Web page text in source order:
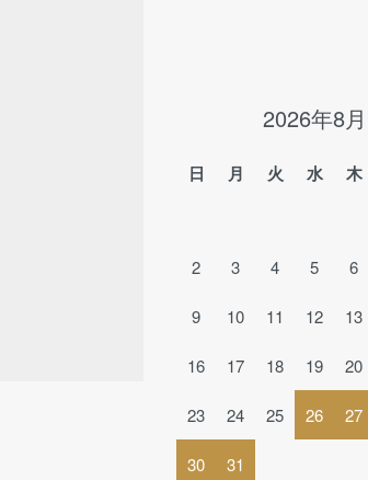
2026年8月
日 月 火 水 木
2 3 4 5 6
9 10 11 12 13
16 17 18 19 20
23 24 25 26 27
30 31